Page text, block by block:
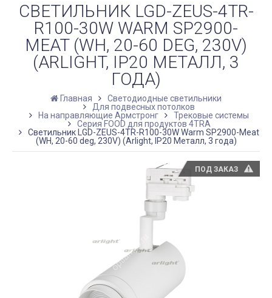
СВЕТИЛЬНИК LGD-ZEUS-4TR-
R100-30W WARM SP2900-
MEAT (WH, 20-60 DEG, 230V)
(ARLIGHT, IP20 МЕТАЛЛ, 3
ГОДА)
Главная
Светодиодные светильники
Для подвесных потолков
На направляющие Армстронг
Трековые системы
Серия FOOD для продуктов 4TRA
Светильник LGD-ZEUS-4TR-R100-30W Warm SP2900-Meat
(WH, 20-60 deg, 230V) (Arlight, IP20 Металл, 3 года)
ПОД ЗАКАЗ